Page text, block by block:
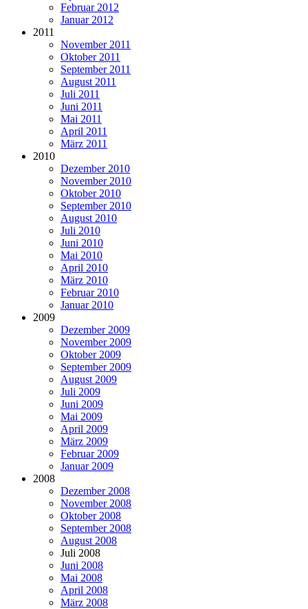
Februar 2012
Januar 2012
2011
November 2011
Oktober 2011
September 2011
August 2011
Juli 2011
Juni 2011
Mai 2011
April 2011
März 2011
2010
Dezember 2010
November 2010
Oktober 2010
September 2010
August 2010
Juli 2010
Juni 2010
Mai 2010
April 2010
März 2010
Februar 2010
Januar 2010
2009
Dezember 2009
November 2009
Oktober 2009
September 2009
August 2009
Juli 2009
Juni 2009
Mai 2009
April 2009
März 2009
Februar 2009
Januar 2009
2008
Dezember 2008
November 2008
Oktober 2008
September 2008
August 2008
Juli 2008
Juni 2008
Mai 2008
April 2008
März 2008